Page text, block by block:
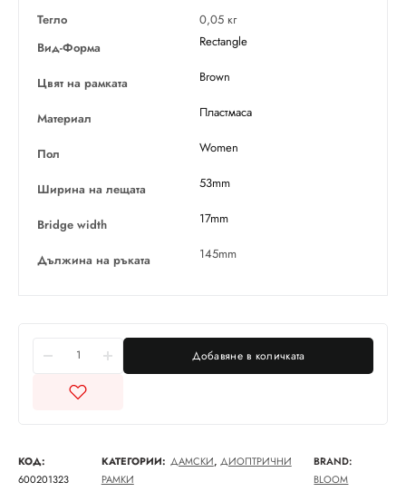
Тегло
0,05 кг
Вид-Форма
Rectangle
Цвят на рамката Brown
Материал Пластмаса
Пол Women
Ширина на лещата 53mm
Bridge width 17mm
Дължина на ръката 145mm
Добавяне в количката
КОД:
600201323
КАТЕГОРИИ: ДАМСКИ, ДИОПТРИЧНИ
РАМКИ
BRAND:
BLOOM